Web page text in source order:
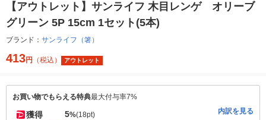
【アウトレット】サンライフ 木目レンゲ オリーブ
グリーン 5P 15cm 1セット(5本)
ブランド： サンライフ（箸）
413円 （税込） アウトレット
お買い物でもらえる特典最大付与率7%
獲得 5%(18pt) 内訳を見る